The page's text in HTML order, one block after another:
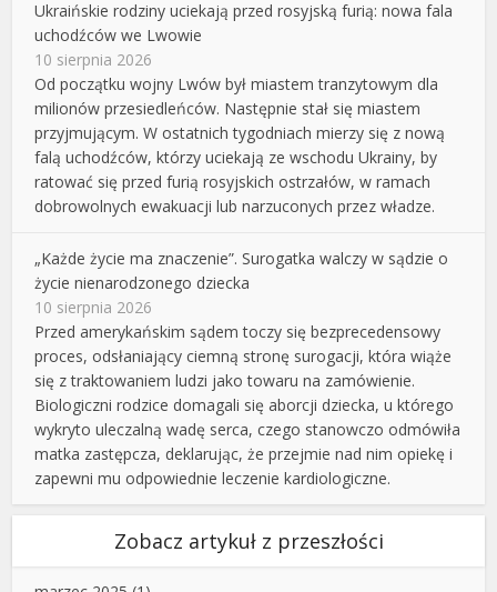
Ukraińskie rodziny uciekają przed rosyjską furią: nowa fala
uchodźców we Lwowie
10 sierpnia 2026
Od początku wojny Lwów był miastem tranzytowym dla
milionów przesiedleńców. Następnie stał się miastem
przyjmującym. W ostatnich tygodniach mierzy się z nową
falą uchodźców, którzy uciekają ze wschodu Ukrainy, by
ratować się przed furią rosyjskich ostrzałów, w ramach
dobrowolnych ewakuacji lub narzuconych przez władze.
„Każde życie ma znaczenie”. Surogatka walczy w sądzie o
życie nienarodzonego dziecka
10 sierpnia 2026
Przed amerykańskim sądem toczy się bezprecedensowy
proces, odsłaniający ciemną stronę surogacji, która wiąże
się z traktowaniem ludzi jako towaru na zamówienie.
Biologiczni rodzice domagali się aborcji dziecka, u którego
wykryto uleczalną wadę serca, czego stanowczo odmówiła
matka zastępcza, deklarując, że przejmie nad nim opiekę i
zapewni mu odpowiednie leczenie kardiologiczne.
Zobacz artykuł z przeszłości